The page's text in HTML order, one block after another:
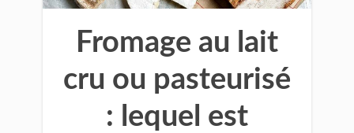
Fromage au lait
cru ou pasteurisé
: lequel est